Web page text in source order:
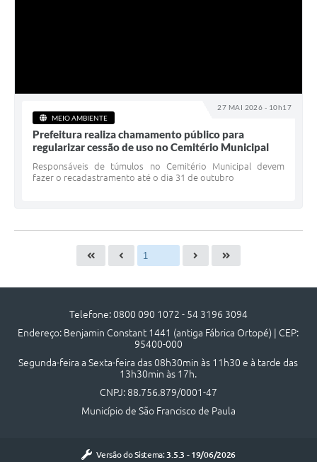
27 MAI 2026 - 10h17
MEIO AMBIENTE
Prefeitura realiza chamamento público para
regularizar cessão de uso no Cemitério Municipal
Responsáveis de túmulos no Cemitério Municipal devem
fazer o recadastramento até o dia 31 de outubro
Telefone: 0800 090 1072 - 54 3196 3094
Endereço: Benjamin Constant 1441 (antiga Fábrica Ortopé) | CEP:
95400-000
Segunda-feira a Sexta-feira das 08h30min às 11h30 e à tarde das
13h30min às 17h.
CNPJ: 88.756.879/0001-47
Município de São Francisco de Paula
Versão do Sistema: 3.5.3 - 19/06/2026